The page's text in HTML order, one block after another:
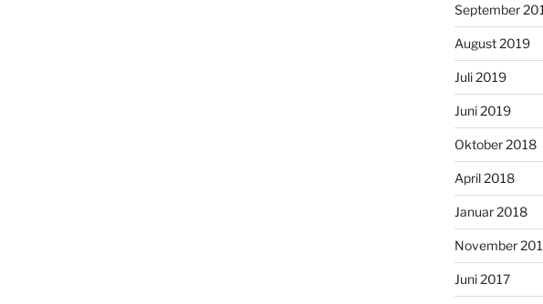
September
August 2019
Juli 2019
Juni 2019
Oktober 2018
April 2018
Januar 2018
November
Juni 2017